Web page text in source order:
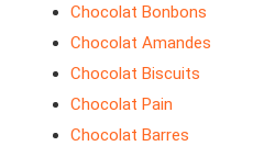
Chocolat Bonbons
Chocolat Amandes
Chocolat Biscuits
Chocolat Pain
Chocolat Barres